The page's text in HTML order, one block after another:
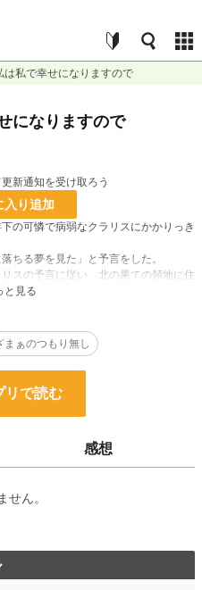
は私で幸せになりますので
になりますので
新通知を受け取ろう
入り追加
の可憐で病弱なクラリスにかかりっき
ちる夢を見た」と予言をした。
スの予言に従い、北の果ての領地に住
まぁのつもり無し
リで読む
感想
せん。